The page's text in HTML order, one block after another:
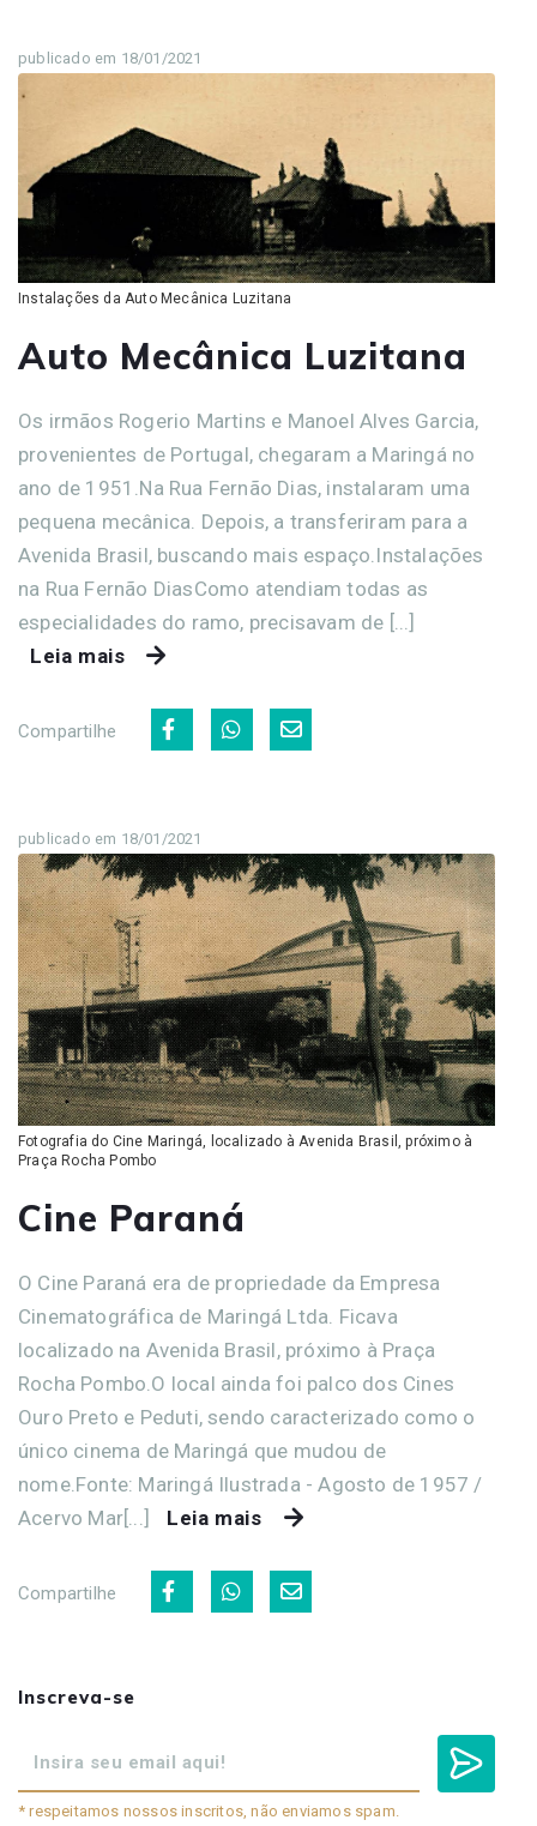
publicado em 18/01/2021
Instalações da Auto Mecânica Luzitana
Auto Mecânica Luzitana
Os irmãos Rogerio Martins e Manoel Alves Garcia,
provenientes de Portugal, chegaram a Maringá no
ano de 1951.Na Rua Fernão Dias, instalaram uma
pequena mecânica. Depois, a transferiram para a
Avenida Brasil, buscando mais espaço.Instalações
na Rua Fernão DiasComo atendiam todas as
especialidades do ramo, precisavam de [...]
Leia mais
Compartilhe
publicado em 18/01/2021
Fotografia do Cine Maringá, localizado à Avenida Brasil, próximo à
Praça Rocha Pombo
Cine Paraná
O Cine Paraná era de propriedade da Empresa
Cinematográfica de Maringá Ltda. Ficava
localizado na Avenida Brasil, próximo à Praça
Rocha Pombo.O local ainda foi palco dos Cines
Ouro Preto e Peduti, sendo caracterizado como o
único cinema de Maringá que mudou de
nome.Fonte: Maringá Ilustrada - Agosto de 1957 /
Acervo Mar[...]
Leia mais
Compartilhe
Inscreva-se
* respeitamos nossos inscritos, não enviamos spam.